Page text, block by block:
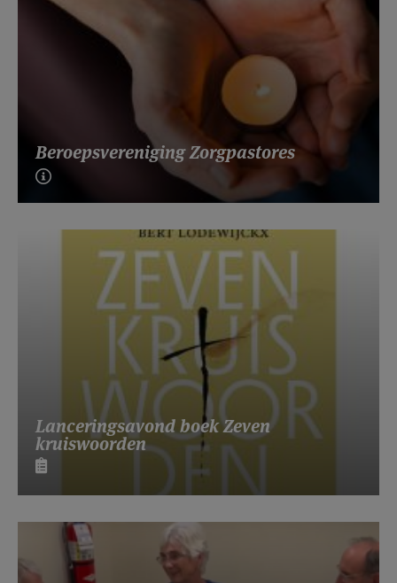
Beroepsvereniging Zorgpastores
Lanceringsavond boek Zeven
kruiswoorden